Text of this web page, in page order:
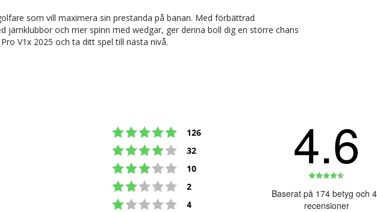
som vill maximera sin prestanda på banan. Med förbättrad
järnklubbor och mer spinn med wedgar, ger denna boll dig en större chans
V1x 2025 och ta ditt spel till nästa nivå.
Betyg: 5 utav 5 stjärnor
126
Betyg: 4 utav 5 stjärnor
32
Betyg: 3 utav 5 stjärnor
10
Betyg: 2 utav 5 stjärnor
2
Betyg: 1 utav 5 stjärnor
4
4.6
utav
Baserat på 174 betyg och
recensioner